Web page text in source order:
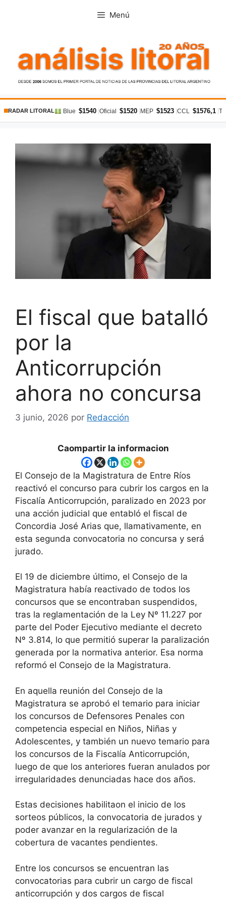
Menú
RADAR LITORAL Blue $1540 Oficial $1520 MEP $1523 CCL $1576,1
El fiscal que batalló
por la
Anticorrupción
ahora no concursa
3 junio, 2026 por Redacción
Caompartir la informacion
El Consejo de la Magistratura de Entre Ríos
reactivó el concurso para cubrir los cargos en la
Fiscalía Anticorrupción, paralizado en 2023 por
una acción judicial que entabló el fiscal de
Concordia José Arias que, llamativamente, en
esta segunda convocatoria no concursa y será
jurado.
El 19 de diciembre último, el Consejo de la
Magistratura había reactivado de todos los
concursos que se encontraban suspendidos,
tras la reglamentación de la Ley Nº 11.227 por
parte del Poder Ejecutivo mediante el decreto
Nº 3.814, lo que permitió superar la paralización
generada por la normativa anterior. Esa norma
reformó el Consejo de la Magistratura.
En aquella reunión del Consejo de la
Magistratura se aprobó el temario para iniciar
los concursos de Defensores Penales con
competencia especial en Niños, Niñas y
Adolescentes, y también un nuevo temario para
los concursos de la Fiscalía Anticorrupción,
luego de que los anteriores fueran anulados por
irregularidades denunciadas hace dos años.
Estas decisiones habilitaon el inicio de los
sorteos públicos, la convocatoria de jurados y
poder avanzar en la regularización de la
cobertura de vacantes pendientes.
Entre los concursos se encuentran las
convocatorias para cubrir un cargo de fiscal
anticorrupción y dos cargos de fiscal